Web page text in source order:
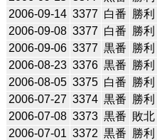
2006-09-14 3377 白番 勝利
2006-09-08 3377 白番 勝利
2006-09-06 3377 黒番 勝利
2006-08-23 3376 黒番 勝利
2006-08-05 3375 白番 勝利
2006-07-27 3374 黒番 勝利
2006-07-08 3373 黒番 敗北
2006-07-01 3372 黒番 勝利